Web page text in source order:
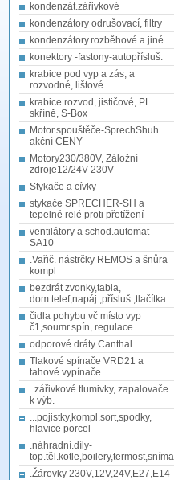
kondenzát.zářivkové
kondenzátory odrušovací, filtry
kondenzátory.rozběhové a jiné
konektory -fastony-autopřísluš.
krabice pod vyp a zás, a
rozvodné, lištové
krabice rozvod, jističové, PL
skříně, S-Box
Motor.spouštěče-SprechShuh
akční CENY
Motory230/380V, Záložní
zdroje12/24V-230V
Stykače a cívky
stykače SPRECHER-SH a
tepelné relé proti přetížení
ventilátory a schod.automat
SA10
.Vařič. nástrčky REMOS a šnůra
kompl
bezdrát zvonky,tabla,
dom.telef,napáj.,přísluš ,tlačítka
čidla pohybu vč místo vyp
č1,soumr.spín, regulace
odporové dráty Canthal
Tlakové spínače VRD21 a
tahové vypínače
. zářivkové tlumivky, zapalovače
k výb.
...pojistky,kompl.sort,spodky,
hlavice porcel
.náhradní.díly-
.Žárovky 230V,12V,24V,E27,E14